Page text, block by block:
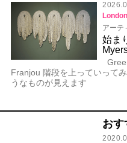
アーテ
始ま
Franjou 階段を上っていって
うなものが見えます
おす